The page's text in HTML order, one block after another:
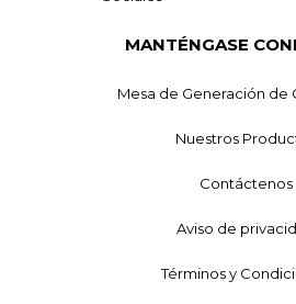
MANTÉNGASE
Mesa de Generación de
Nuestros
Contáctenos
Aviso de
Términos y